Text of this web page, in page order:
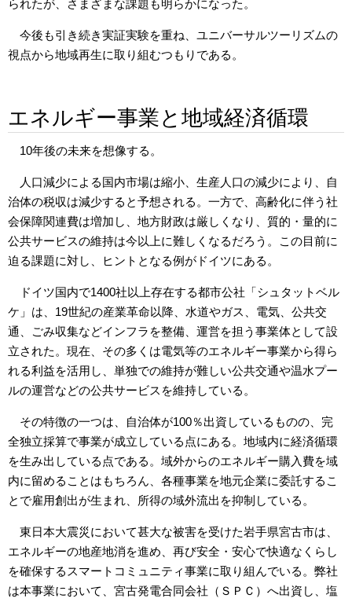
られたが、さまざまな課題も明らかになった。
今後も引き続き実証実験を重ね、ユニバーサルツーリズムの
視点から地域再生に取り組むつもりである。
エネルギー事業と地域経済循環
10年後の未来を想像する。
人口減少による国内市場は縮小、生産人口の減少により、自
治体の税収は減少すると予想される。一方で、高齢化に伴う社
会保障関連費は増加し、地方財政は厳しくなり、質的・量的に
公共サービスの維持は今以上に難しくなるだろう。この目前に
迫る課題に対し、ヒントとなる例がドイツにある。
ドイツ国内で1400社以上存在する都市公社「シュタットベル
ケ」は、19世紀の産業革命以降、水道やガス、電気、公共交
通、ごみ収集などインフラを整備、運営を担う事業体として設
立された。現在、その多くは電気等のエネルギー事業から得ら
れる利益を活用し、単独での維持が難しい公共交通や温水プー
ルの運営などの公共サービスを維持している。
その特徴の一つは、自治体が100％出資しているものの、完
全独立採算で事業が成立している点にある。地域内に経済循環
を生み出している点である。域外からのエネルギー購入費を域
内に留めることはもちろん、各種事業を地元企業に委託するこ
とで雇用創出が生まれ、所得の域外流出を抑制している。
東日本大震災において甚大な被害を受けた岩手県宮古市は、
エネルギーの地産地消を進め、再び安全・安心で快適なくらし
を確保するスマートコミュニティ事業に取り組んでいる。弊社
は本事業において、宮古発電合同会社（ＳＰＣ）へ出資し、塩